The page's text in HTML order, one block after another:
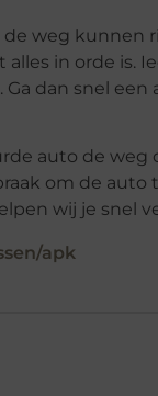
weg kunnen
in orde is.
dan snel
auto de weg
om de auto
wij je snel
apk